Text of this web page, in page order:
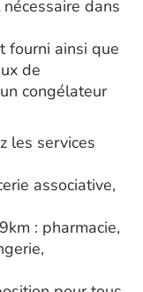
dans
fourni ainsi que
de
congélateur
les services
associative,
: pharmacie,